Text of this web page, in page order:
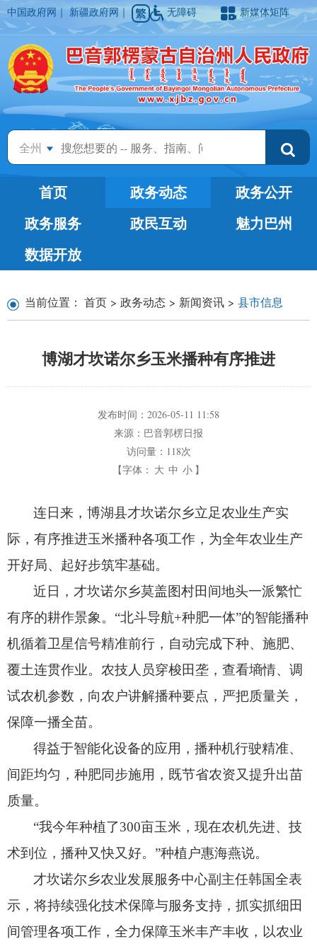
中国政府网 ｜新疆政府网 ｜ 无障碍 新媒体矩阵
全州
首页 政务动态
政务公开
政务服务
政民互动
魅力巴州
数据开放
当前位置： 首页 > 政务动态 > 新闻资讯 > 县市信息
博湖才坎诺尔乡玉米播种有序推进
发布时间： 2026-05-11 11:58
来源： 巴音郭楞日报
访问量： 118次
【字体： 大 中 小 】
连日来，博湖县才坎诺尔乡立足农业生产实
际， 有序推进玉米播种各项工作， 为全年农业生产
开好局、 起好步筑牢基础。
近日， 才坎诺尔乡莫盖图村田间地头一派繁忙
有序的耕作景象。 “北斗导航+种肥一体”的智能播种
机循着卫星信号精准前行， 自动完成下种、 施肥、
覆土连贯作业。 农技人员穿梭田垄， 查看墒情、 调
试农机参数， 向农户讲解播种要点， 严把质量关，
保障一播全苗。
得益于智能化设备的应用，播种机行驶精准、
间距均匀， 种肥同步施用， 既节省农资又提升出苗
质量。
“我今年种植了300亩玉米，现在农机先进、技
术到位， 播种又快又好。 ”种植户惠海燕说。
才坎诺尔乡农业发展服务中心副主任韩国全表
示， 将持续强化技术保障与服务支持， 抓实抓细田
间管理各项工作， 全力保障玉米丰产丰收， 以农业